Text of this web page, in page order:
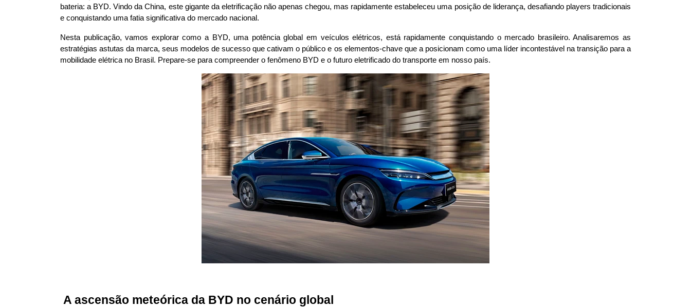
bateria: a BYD. Vindo da China, este gigante da eletrificação não apenas chegou, mas rapidamente estabeleceu uma posição de liderança, desafiando players tradicionais
e conquistando uma fatia significativa do mercado nacional.
Nesta publicação, vamos explorar como a BYD, uma potência global em veículos elétricos, está rapidamente conquistando o mercado brasileiro. Analisaremos as
estratégias astutas da marca, seus modelos de sucesso que cativam o público e os elementos-chave que a posicionam como uma líder incontestável na transição para a
mobilidade elétrica no Brasil. Prepare-se para compreender o fenômeno BYD e o futuro eletrificado do transporte em nosso país.
A ascensão meteórica da BYD no cenário global